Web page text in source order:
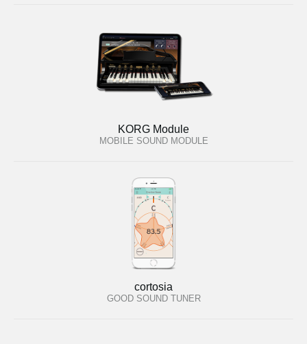
KORG Module
MOBILE SOUND MODULE
cortosia
GOOD SOUND TUNER